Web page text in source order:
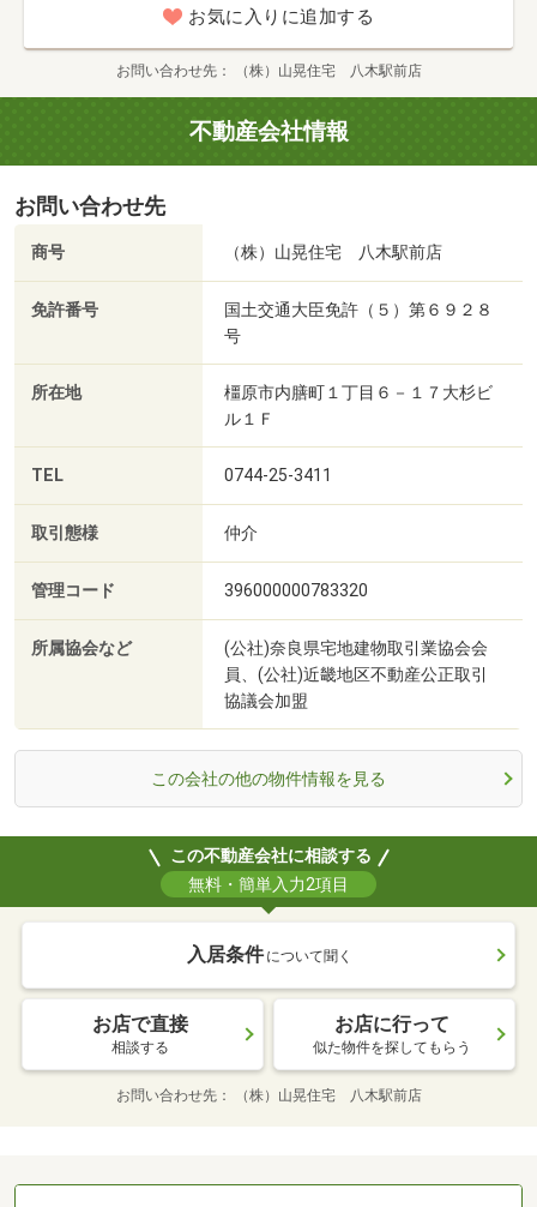
お気に入りに追加する
お問い合わせ先 （株）山晃住宅 八木駅前店
不動産会社情報
お問い合わせ先
商号 （株）山晃住宅 八木駅前店
免許番号
国土交通大臣免許（５）第６９２８
号
所在地
橿原市内膳町１丁目６－１７大杉ビ
ル１Ｆ
TEL 0744-25-3411
取引態様 仲介
管理コード 396000000783320
所属協会など
(公社)奈良県宅地建物取引業協会会
員、(公社)近畿地区不動産公正取引
協議会加盟
この会社の他の物件情報を見る
この不動産会社に相談する
無料・簡単入力2項目
入居条件 について聞く
お店で直接
相談する
お店に行って
似た物件を探してもらう
お問い合わせ先 （株）山晃住宅 八木駅前店